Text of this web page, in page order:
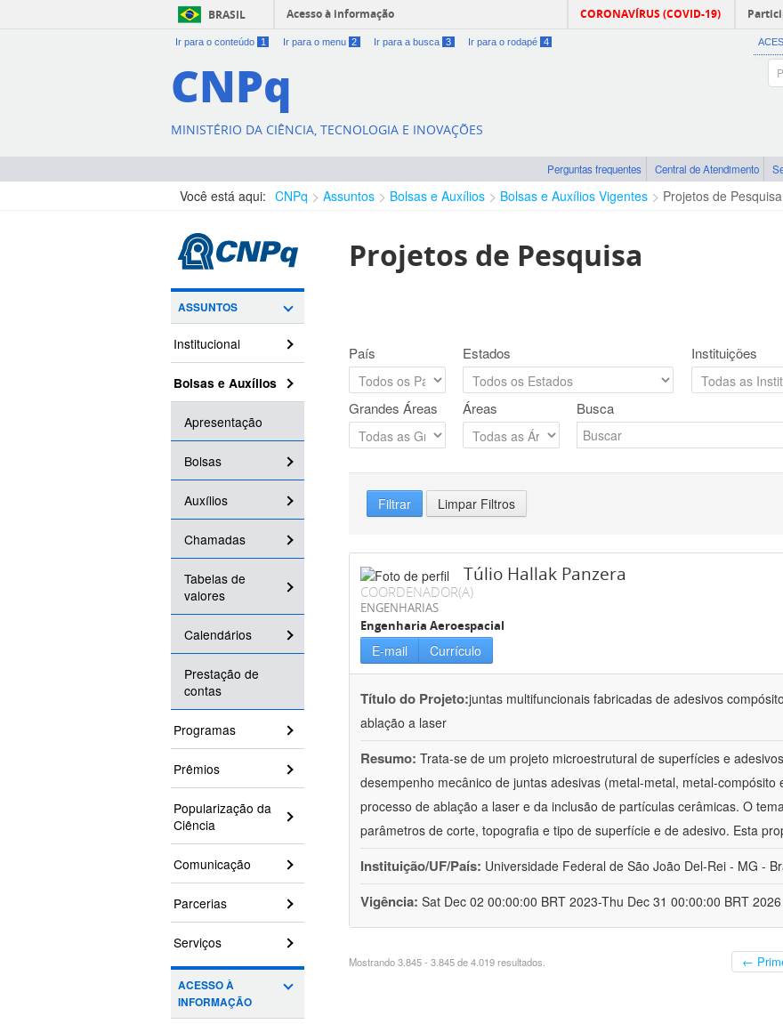
BRASIL Acesso à informação CORONAVÍRUS (COVID-19)
Ir para o conteúdo 1 Ir para o menu 2 Ir para a busca 3 Ir para o rodapé 4
CNPq
MINISTÉRIO DA CIÊNCIA, TECNOLOGIA E INOVAÇÕES
Perguntas frequentes Central de Atendimento
Você está aqui: CNPq Assuntos Bolsas e Auxílios Bolsas e Auxílios Vigentes Projetos de Pesquisa
ASSUNTOS
Institucional
Bolsas e Auxílios
Apresentação
Bolsas
Auxílios
Chamadas
Tabelas de
valores
Calendários
Prestação de
contas
Programas
Prêmios
Popularização da
Ciência
Comunicação
Parcerias
Serviços
ACESSO À
INFORMAÇÃO
Projetos de Pesquisa
País Estados Instituições
Grandes Áreas Áreas Busca
Filtrar Limpar Filtros
Túlio Hallak Panzera
COORDENADOR(A)
ENGENHARIAS
Engenharia Aeroespacial
E-mail Currículo
Título do Projeto:juntas multifuncionais fabricadas de adesivos
ablação a laser
Resumo: Trata-se de um projeto microestrutural de superfícies e
desempenho mecânico de juntas adesivas (metal-metal, metal-
processo de ablação a laser e da inclusão de partículas cerâmicas. O
parâmetros de corte, topografia e tipo de superfície e de adesivo. Esta
Instituição/UF/País: Universidade Federal de São João Del-Rei - MG -
Vigência: Sat Dec 02 00:00:00 BRT 2023-Thu Dec 31 00:00:00 BRT 2026
Mostrando 3.845 - 3.845 de 4.019 resultados. ←